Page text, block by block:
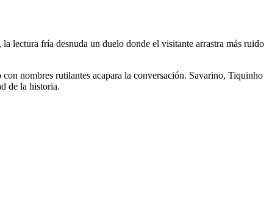
lectura fría desnuda un duelo donde el visitante arrastra más ruido
nombres rutilantes acapara la conversación. Savarino, Tiquinho
de la historia.